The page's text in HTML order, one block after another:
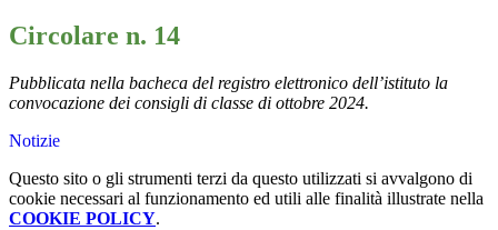
Circolare n. 14
Pubblicata nella bacheca del registro elettronico dell’istituto la
convocazione dei consigli di classe di ottobre 2024.
Notizie
Questo sito o gli strumenti terzi da questo utilizzati si avvalgono di
cookie necessari al funzionamento ed utili alle finalità illustrate nella
COOKIE POLICY.